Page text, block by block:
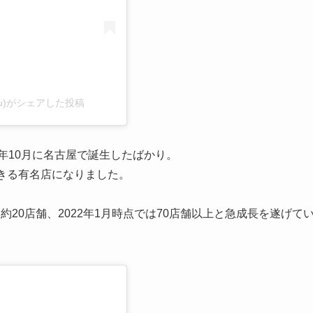
がシェアした投稿
月に名古屋で誕生したばかり。
有名店になりました。
20店舗、2022年1月時点では70店舗以上と急成長を遂げて